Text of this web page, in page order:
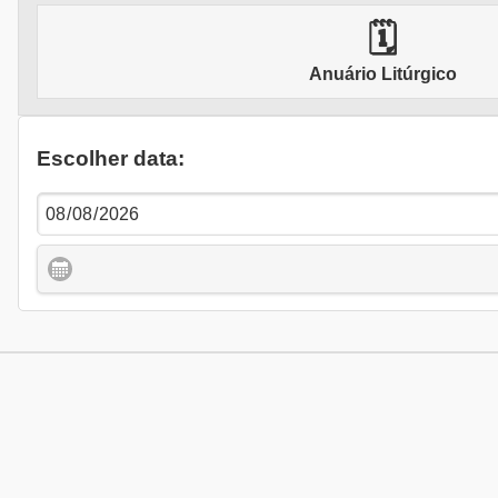
🗓
Anuário Litúrgico
Escolher data: